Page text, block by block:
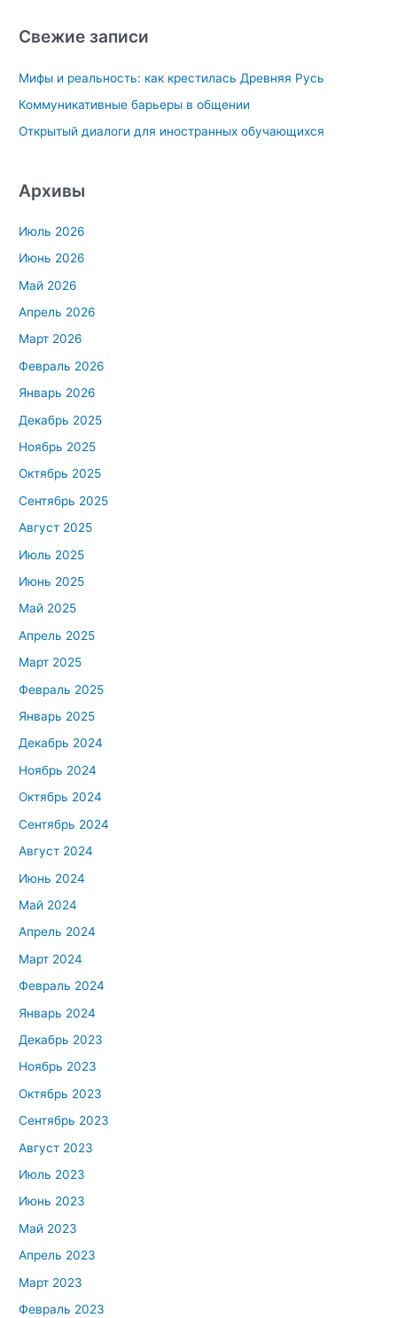
с
:
Свежие записи
Мифы и реальность: как крестилась Древняя Русь
Коммуникативные барьеры в общении
Открытый диалоги для иностранных обучающихся
Архивы
Июль 2026
Июнь 2026
Май 2026
Апрель 2026
Март 2026
Февраль 2026
Январь 2026
Декабрь 2025
Ноябрь 2025
Октябрь 2025
Сентябрь 2025
Август 2025
Июль 2025
Июнь 2025
Май 2025
Апрель 2025
Март 2025
Февраль 2025
Январь 2025
Декабрь 2024
Ноябрь 2024
Октябрь 2024
Сентябрь 2024
Август 2024
Июнь 2024
Май 2024
Апрель 2024
Март 2024
Февраль 2024
Январь 2024
Декабрь 2023
Ноябрь 2023
Октябрь 2023
Сентябрь 2023
Август 2023
Июль 2023
Июнь 2023
Май 2023
Апрель 2023
Март 2023
Февраль 2023